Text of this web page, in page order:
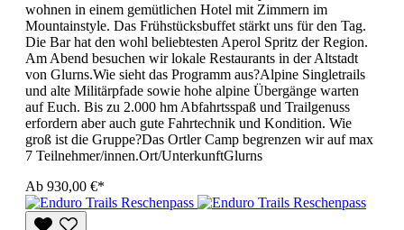
wohnen in einem gemütlichen Hotel mit Zimmern im
Mountainstyle. Das Frühstücksbuffet stärkt uns für den Tag.
Die Bar hat den wohl beliebtesten Aperol Spritz der Region.
Am Abend besuchen wir lokale Restaurants in der Altstadt
von Glurns.Wie sieht das Programm aus?Alpine Singletrails
und alte Militärpfade sowie hohe alpine Übergänge warten
auf Euch. Bis zu 2.000 hm Abfahrtsspaß und Trailgenuss
erfordern aber auch gute Fahrtechnik und Kondition. Wie
groß ist die Gruppe?Das Ortler Camp begrenzen wir auf max
7 Teilnehmer/innen.Ort/UnterkunftGlurns
Ab 930,00 €*